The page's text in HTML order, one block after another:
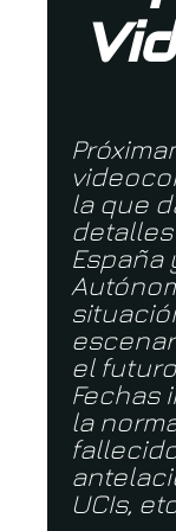
la que
España
el
Fechas
la
UCIs,